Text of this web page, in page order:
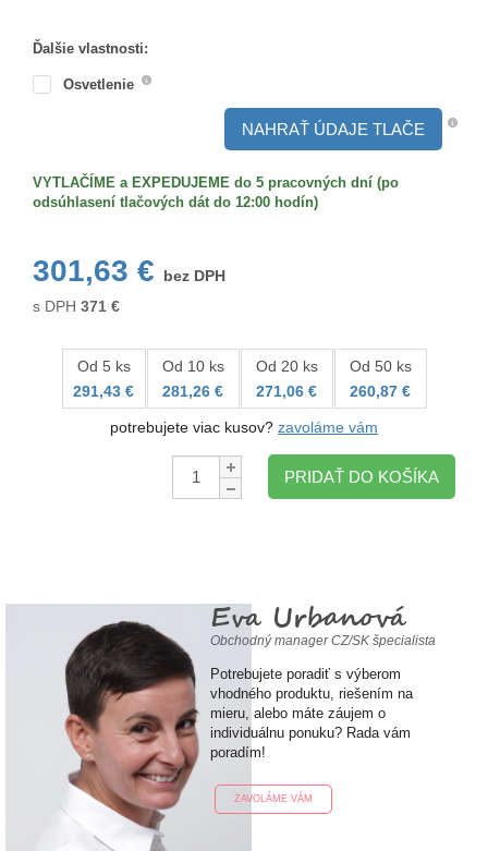
strana
Ďalšie vlastnosti:
Osvetlenie
NAHRAŤ ÚDAJE TLAČE
VYTLAČÍME a EXPEDUJEME do 5 pracovných dní (po
odsúhlasení tlačových dát do 12:00 hodín)
301,63 €
bez DPH
s DPH 371 €
Od 5 ks
291,43 €
Od 10 ks
281,26 €
Od 20 ks
271,06 €
Od 50 ks
260,87 €
potrebujete viac kusov? zavoláme vám
Množstvo:
PRIDAŤ DO KOŠÍKA
Eva Urbanová
Obchodný manager CZ/SK špecialista
Potrebujete poradiť s výberom
vhodného produktu, riešením na
mieru, alebo máte záujem o
individuálnu ponuku? Rada vám
poradím!
ZAVOLÁME VÁM